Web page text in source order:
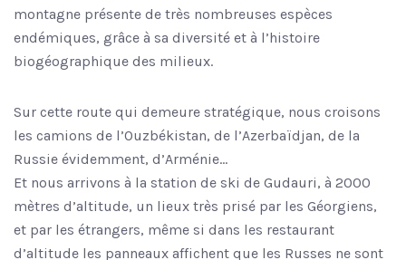
montagne présente de très nombreuses espèces
endémiques, grâce à sa diversité et à l’histoire
biogéographique des milieux.
Sur cette route qui demeure stratégique, nous croisons
les camions de l’Ouzbékistan, de l’Azerbaïdjan, de la
Russie évidemment, d’Arménie…
Et nous arrivons à la station de ski de Gudauri, à 2000
mètres d’altitude, un lieux très prisé par les Géorgiens,
et par les étrangers, même si dans les restaurant
d’altitude les panneaux affichent que les Russes ne sont